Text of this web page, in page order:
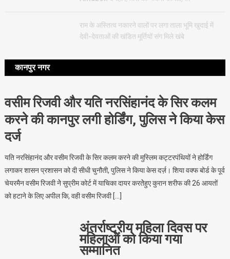
राम के अस्तित्व नकारने वालों पर लगा ताला भूमि खुदाई में
देवी-देवताओं की खंडित मूर्तियों संग मिले खंबे
कानपुर नगर
वसीम रिजवी और यति नरसिंहानंद के सिर कलम
करने की कानपुर लगी होर्डिंग, पुलिस ने किया केस
दर्ज
यति नरसिंहानंद और वसीम रिजवी के सिर कलम करने की मुस्लिम कट्टरपंथियों ने होर्डिंग
लगाकर शासन प्रशासन को दी सीधी चुनौती, पुलिस ने किया केस दर्ज़। शिया वक्फ बोर्ड के पूर्व
चेयरमैन वसीम रिजवी नेे सुप्रीम कोर्ट में याचिका दायर करतेेहुए कुरान शरीफ की 26 आयतों
को हटाने के लिए अपील कि, वही वसीम रिजवी […]
अंतर्राष्ट्रीय महिला दिवस पर
महिलाओं को किया गया
सम्मानित